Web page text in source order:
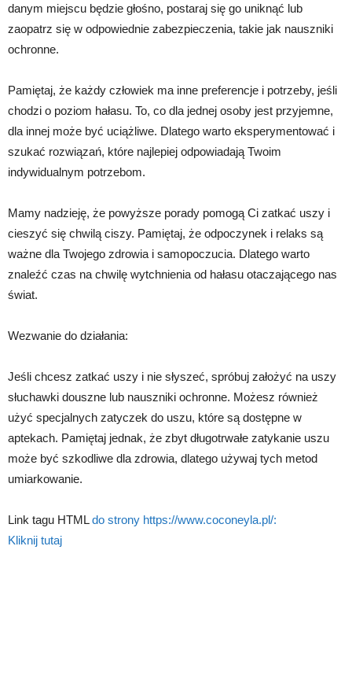
danym miejscu będzie głośno, postaraj się go uniknąć lub
zaopatrz się w odpowiednie zabezpieczenia, takie jak nauszniki
ochronne.
Pamiętaj, że każdy człowiek ma inne preferencje i potrzeby, jeśli
chodzi o poziom hałasu. To, co dla jednej osoby jest przyjemne,
dla innej może być uciążliwe. Dlatego warto eksperymentować i
szukać rozwiązań, które najlepiej odpowiadają Twoim
indywidualnym potrzebom.
Mamy nadzieję, że powyższe porady pomogą Ci zatkać uszy i
cieszyć się chwilą ciszy. Pamiętaj, że odpoczynek i relaks są
ważne dla Twojego zdrowia i samopoczucia. Dlatego warto
znaleźć czas na chwilę wytchnienia od hałasu otaczającego nas
świat.
Wezwanie do działania:
Jeśli chcesz zatkać uszy i nie słyszeć, spróbuj założyć na uszy
słuchawki douszne lub nauszniki ochronne. Możesz również
użyć specjalnych zatyczek do uszu, które są dostępne w
aptekach. Pamiętaj jednak, że zbyt długotrwałe zatykanie uszu
może być szkodliwe dla zdrowia, dlatego używaj tych metod
umiarkowanie.
Link tagu HTMLdo strony https://www.coconeyla.pl/:
Kliknij tutaj